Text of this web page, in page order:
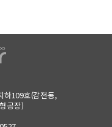
하109호(감전동,
공장)